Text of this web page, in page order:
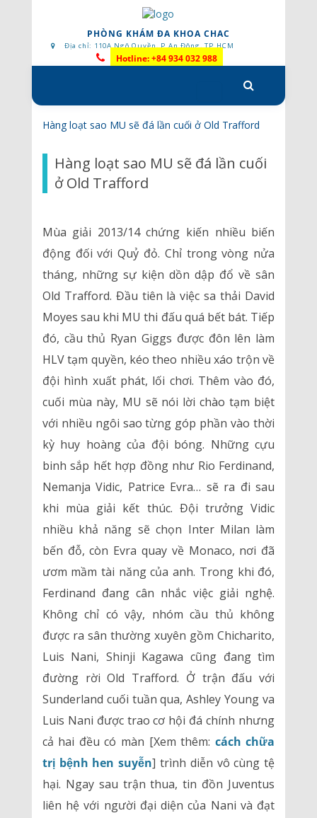
PHÒNG KHÁM ĐA KHOA CHAC
Địa chỉ: 110A Ngô Quyền, P.An Đông, TP.HCM
Hotline: +84 934 032 988
to
content
Hàng loạt sao MU sẽ đá lần cuối ở Old Trafford
Hàng loạt sao MU sẽ đá lần cuối
ở Old Trafford
Mùa giải 2013/14 chứng kiến nhiều biến
động đối với Quỷ đỏ. Chỉ trong vòng nửa
tháng, những sự kiện dồn dập đổ về sân
Old Trafford. Đầu tiên là việc sa thải David
Moyes sau khi MU thi đấu quá bết bát. Tiếp
đó, cầu thủ Ryan Giggs được đôn lên làm
HLV tạm quyền, kéo theo nhiều xáo trộn về
đội hình xuất phát, lối chơi. Thêm vào đó,
cuối mùa này, MU sẽ nói lời chào tạm biệt
với nhiều ngôi sao từng góp phần vào thời
kỳ huy hoàng của đội bóng. Những cựu
binh sắp hết hợp đồng như Rio Ferdinand,
Nemanja Vidic, Patrice Evra… sẽ ra đi sau
khi mùa giải kết thúc. Đội trưởng Vidic
nhiều khả năng sẽ chọn Inter Milan làm
bến đỗ, còn Evra quay về Monaco, nơi đã
ươm mầm tài năng của anh. Trong khi đó,
Ferdinand đang cân nhắc việc giải nghệ.
Không chỉ có vậy, nhóm cầu thủ không
được ra sân thường xuyên gồm Chicharito,
Luis Nani, Shinji Kagawa cũng đang tìm
đường rời Old Trafford. Ở trận đấu với
Sunderland cuối tuần qua, Ashley Young va
Luis Nani được trao cơ hội đá chính nhưng
cả hai đều có màn [Xem thêm: cách chữa
trị bệnh hen suyễn] trình diễn vô cùng tệ
hại. Ngay sau trận thua, tin đồn Juventus
liên hệ với người đại diện của Nani và đạt